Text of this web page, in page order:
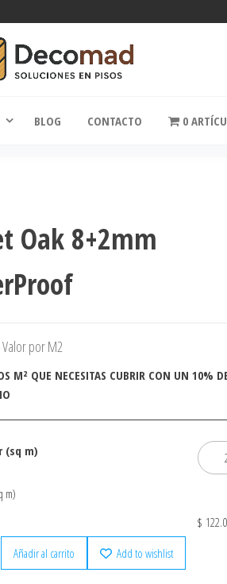
BLOG CONTACTO 0
Oak 8+2mm
Valor por M2
M² QUE NECESITAS CUBRIR CON UN 10%
(sq m)
m)
$
Añadir al carrito
Add to wishlist